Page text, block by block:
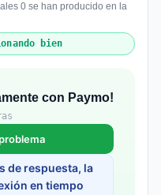
0 se han producido en la
bien
con Paymo!
de respuesta, la
en tiempo